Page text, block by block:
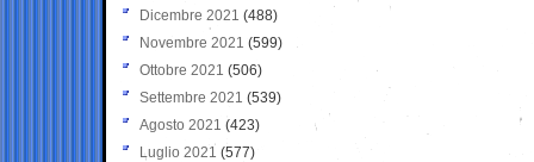
Dicembre 2021 (488)
Novembre 2021 (599)
Ottobre 2021 (506)
Settembre 2021 (539)
Agosto 2021 (423)
Luglio 2021 (577)